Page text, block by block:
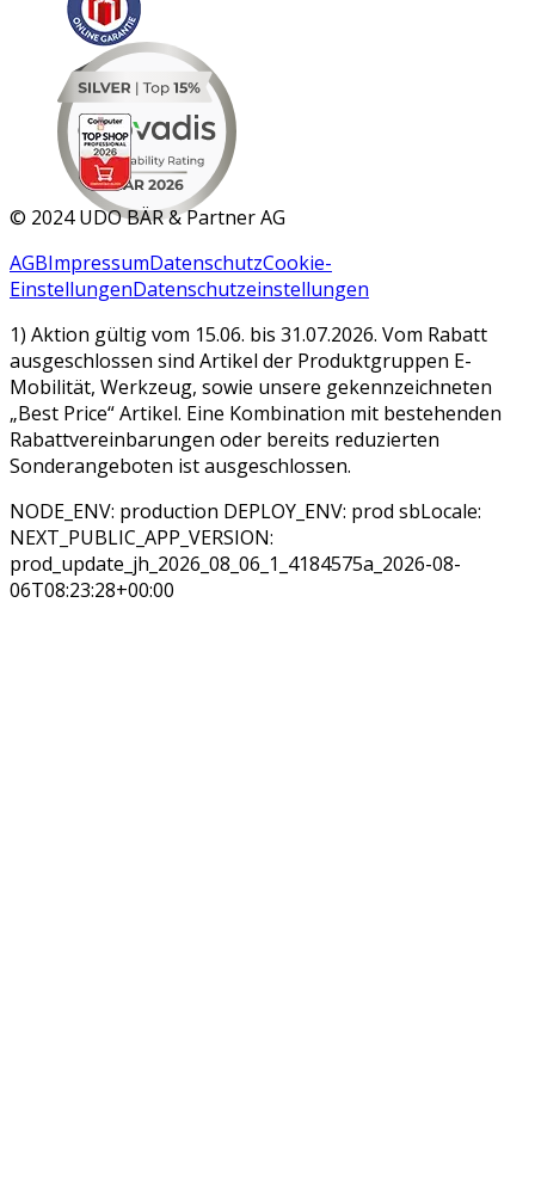
MAR 2026
© 2024 UDO BÄR & Partner AG
AGBImpressumDatenschutzCookie-
EinstellungenDatenschutzeinstellungen
1) Aktion gültig vom 15.06. bis 31.07.2026. Vom Rabatt
ausgeschlossen sind Artikel der Produktgruppen E-
Mobilität, Werkzeug, sowie unsere gekennzeichneten
„Best Price“ Artikel. Eine Kombination mit bestehenden
Rabattvereinbarungen oder bereits reduzierten
Sonderangeboten ist ausgeschlossen.
NODE_ENV: production DEPLOY_ENV: prod sbLocale:
NEXT_PUBLIC_APP_VERSION:
prod_update_jh_2026_08_06_1_4184575a_2026-08-
06T08:23:28+00:00